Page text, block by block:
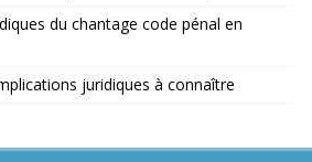
du chantage code pénal en
juridiques à connaître